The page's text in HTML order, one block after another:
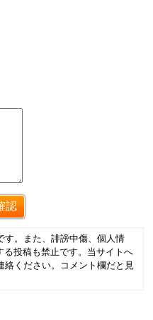
す。また、誹謗中傷、個人情
投稿も禁止です。当サイトへ
絡ください。コメント欄だと見